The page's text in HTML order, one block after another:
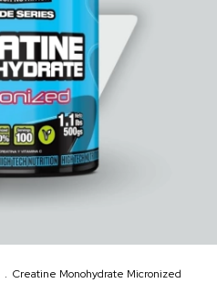
. Creatine Monohydrate Micronized